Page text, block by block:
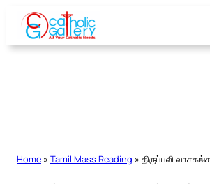
Skip
content
Home » Tamil Mass Reading » திருப்பலி